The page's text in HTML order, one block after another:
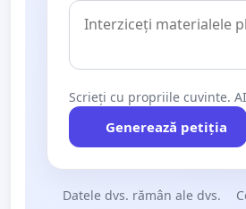
Scrieți cu propriile cuvinte.
Generează petiția
Datele dvs. rămân ale dvs.